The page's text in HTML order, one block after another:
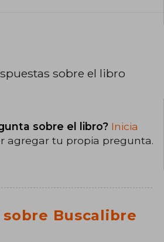
sobre el libro
sobre el libro? Inicia
agregar tu propia pregunta.
Buscalibre